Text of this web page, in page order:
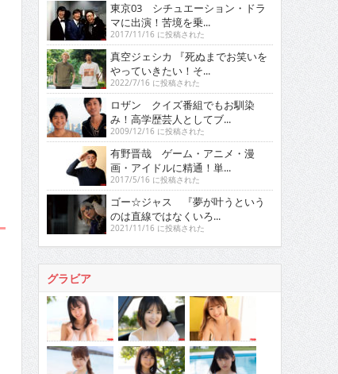
東京03 シチュエーション・ドラ
マに出演！苦境を乗...
2017/11/16 に投稿された
真空ジェシカ 『死ぬまでお笑いを
やっていきたい！そ...
2022/7/16 に投稿された
ロザン クイズ番組でもお馴染
み！高学歴芸人としてブ...
2009/12/16 に投稿された
有野晋哉 ゲーム・アニメ・漫
画・アイドルに精通！単...
2017/5/16 に投稿された
ゴー☆ジャス 『夢が叶うという
のは直線ではなくいろ...
2021/11/16 に投稿された
グラビア